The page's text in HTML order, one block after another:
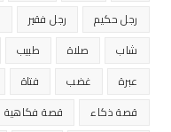
رجل حكيم
رجل فقير
شاب
صلاة طبيب
عبرة
غضب فتاة
قصة ذكاء
قصة فكاهية